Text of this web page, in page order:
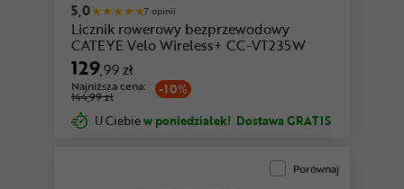
5,0 7 opinii
Licznik rowerowy bezprzewodowy
CATEYE Velo Wireless+ CC-VT235W
129,99 zł
-10%
Najniższa cena:
144,99 zł
U Ciebiew poniedziałek! Dostawa GRATIS
Porównaj